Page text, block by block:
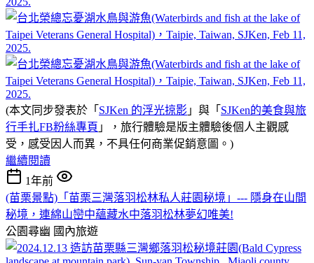
(本文同步發表於「 SJKen 的浮光掠影 」與「 SJKen的美食與旅
行手扎FB粉絲專頁 」，旅行體驗是版主體驗後個人主觀感
受，感受因人而異，不具任何商業促銷意圖。)
繼續閱讀
1年前
(苗栗景點)「苗栗三灣落羽松林私人莊園秘境」--- 隱身在山間
秘境，連綿山巒中蘊藏水中落羽松林夢幻唯美!
公園尋幽 國內旅遊